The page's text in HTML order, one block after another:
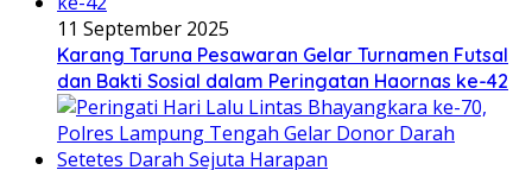
11 September 2025
Karang Taruna Pesawaran Gelar Turnamen Futsal
dan Bakti Sosial dalam Peringatan Haornas ke-42